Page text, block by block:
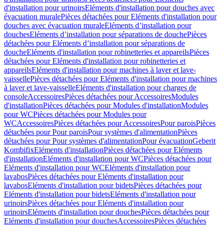
d'installation pour urinoirsEléments d'installation pour douches avec
évacuation muralePièces détachées pour Eléments d'installation pour
douches avec évacuation muraleEléments d’installation pour
douchesEléments d’installation pour séparations de douchePièces
détachées pour Eléments d’installation pour séparations de
doucheEléments d'installation pour robinetteries et appareilsPièces
détachées pour Eléments d'installation pour robinetteries et
appareilsEléments d'installation pour machines à laver et lave-
vaissellePièces détachées pour Eléments d'installation pour machines
à laver et lave-vaisselleEléments d'installation pour charges de
consoleAccessoiresPièces détachées pour AccessoiresModules
d'installationPièces détachées pour Modules d'installationModules
pour WCPièces détachées pour Modules pour
WCAccessoiresPièces détachées pour AccessoiresPour paroisPièces
détachées pour Pour paroisPour systèmes d'alimentationPièces
détachées pour Pour systèmes d'alimentationPour évacuationGeberit
KombifixEléments d'installationPièces détachées pour Eléments
d'installationEléments d'installation pour WCPièces détachées pour
Eléments d'installation pour WCEléments d'installation pour
lavabosPièces détachées pour Eléments d'installation pour
lavabosEléments d'installation pour bidetsPièces détachées pour
Eléments d'installation pour bidetsEléments d'installation pour
urinoirsPièces détachées pour Eléments d'installation pour
urinoirsEléments d'installation pour douchesPièces détachées pour
Eléments d'installation pour douchesAccessoiresPièces détachées